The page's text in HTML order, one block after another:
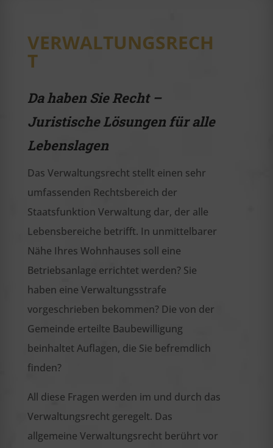
VERWALTUNGSRECH
T
Da haben Sie Recht –
Juristische Lösungen für alle
Lebenslagen
Das Verwaltungsrecht stellt einen sehr
umfassenden Rechtsbereich der
Staatsfunktion Verwaltung dar, der alle
Lebensbereiche betrifft. In unmittelbarer
Nähe Ihres Wohnhauses soll eine
Betriebsanlage errichtet werden? Sie
haben eine Verwaltungsstrafe
vorgeschrieben bekommen? Die von der
Gemeinde erteilte Baubewilligung
beinhaltet Auflagen, die Sie befremdlich
finden?
All diese Fragen werden im und durch das
Verwaltungsrecht geregelt. Das
allgemeine Verwaltungsrecht berührt vor